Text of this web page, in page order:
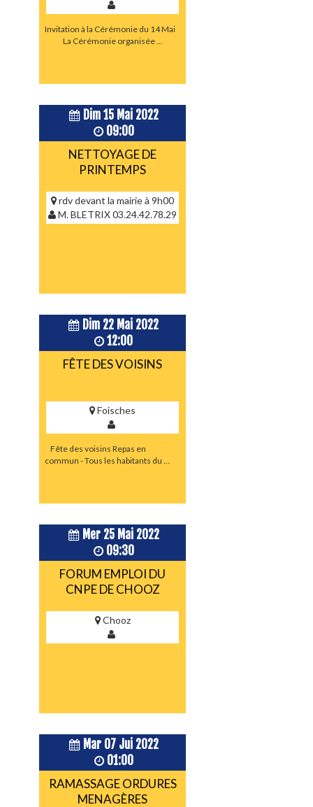
Invitation à la Cérémonie du 14 Mai
La Cérémonie organisée ...
Dim 15 Mai 2022
09:00
NETTOYAGE DE
PRINTEMPS
rdv devant la mairie à 9h00
M. BLETRIX 03.24.42.78.29
Dim 22 Mai 2022
12:00
FÊTE DES VOISINS
Foisches
Fête des voisins Repas en
commun - Tous les habitants du ...
Mer 25 Mai 2022
09:30
FORUM EMPLOI DU
CNPE DE CHOOZ
Chooz
Mar 07 Jui 2022
01:00
RAMASSAGE ORDURES
MENAGÈRES